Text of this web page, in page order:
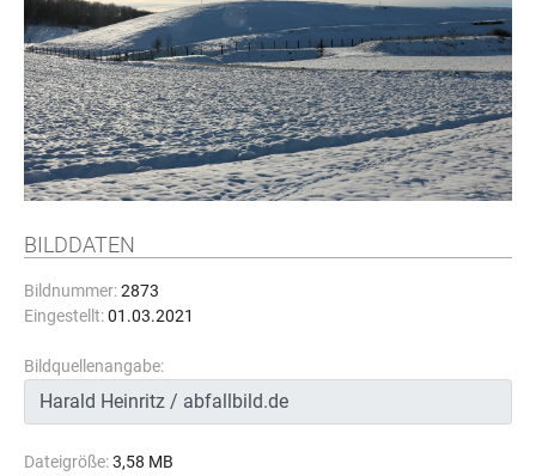
BILDDATEN
Bildnummer:2873
Eingestellt:01.03.2021
Bildquellenangabe:
Dateigröße:3,58 MB